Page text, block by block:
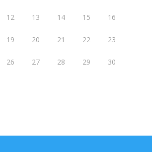
12 13 14 15 16
19 20 21 22 23
26 27 28 29 30